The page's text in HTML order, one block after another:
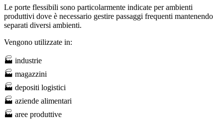
Le porte flessibili sono particolarmente indicate per ambienti
produttivi dove è necessario gestire passaggi frequenti mantenendo
separati diversi ambienti.
Vengono utilizzate in:
🏭 industrie
🏭 magazzini
🏭 depositi logistici
🏭 aziende alimentari
🏭 aree produttive